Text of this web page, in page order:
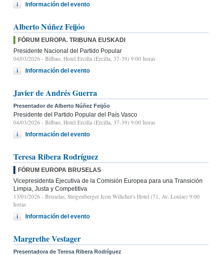
Información del evento
Alberto Núñez Feijóo
FÓRUM EUROPA. TRIBUNA EUSKADI
Presidente Nacional del Partido Popular
04/03/2026 - Bilbao, Hotel Ercilla (Ercilla, 37-39) 9:00 horas
Información del evento
Javier de Andrés Guerra
Presentador de Alberto Núñez Feijóo
Presidente del Partido Popular del País Vasco
04/03/2026 - Bilbao, Hotel Ercilla (Ercilla, 37-39) 9:00 horas
Información del evento
Teresa Ribera Rodríguez
FÓRUM EUROPA BRUSELAS
Vicepresidenta Ejecutiva de la Comisión Europea para una Transición
Limpia, Justa y Competitiva
13/01/2026 - Bruselas, Steigenberger Icon Wiltcher's Hotel (71, Av. Louise) 9:00
horas
Información del evento
Margrethe Vestager
Presentadora de Teresa Ribera Rodríguez